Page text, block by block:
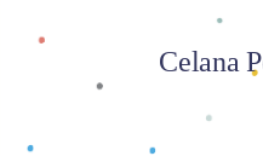
Celana